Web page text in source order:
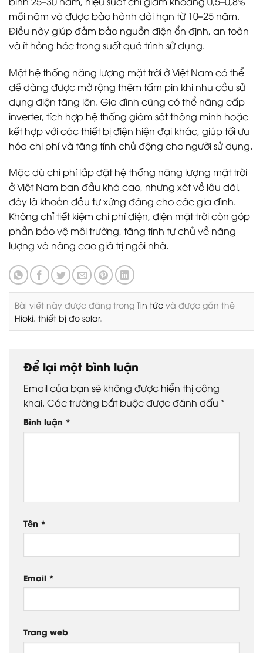
mỗi năm và được bảo hành dài hạn từ 10–25 năm.
Điều này giúp đảm bảo nguồn điện ổn định, an toàn
và ít hỏng hóc trong suốt quá trình sử dụng.
Một hệ thống năng lượng mặt trời ở Việt Nam có thể
dễ dàng được mở rộng thêm tấm pin khi nhu cầu sử
dụng điện tăng lên. Gia đình cũng có thể nâng cấp
inverter, tích hợp hệ thống giám sát thông minh hoặc
kết hợp với các thiết bị điện hiện đại khác, giúp tối ưu
hóa chi phí và tăng tính chủ động cho người sử dụng.
Mặc dù chi phí lắp đặt hệ thống năng lượng mặt trời
ở Việt Nam ban đầu khá cao, nhưng xét về lâu dài,
đây là khoản đầu tư xứng đáng cho các gia đình.
Không chỉ tiết kiệm chi phí điện, điện mặt trời còn góp
phần bảo vệ môi trường, tăng tính tự chủ về năng
lượng và nâng cao giá trị ngôi nhà.
Bài viết này được đăng trong Tin tức và được gắn thẻ
Hioki, thiết bị đo solar.
Để lại một bình luận
Email của bạn sẽ không được hiển thị công
khai. Các trường bắt buộc được đánh dấu *
Bình luận *
Tên *
Email *
Trang web